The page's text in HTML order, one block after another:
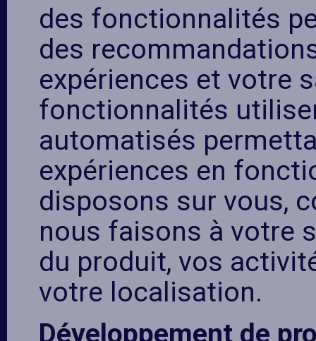
des fonctionnalités
des
expériences et votre
fonctionnalités
automatisés
expériences en
disposons sur vous,
nous faisons à votre
du produit, vos
votre localisation.
Développement de